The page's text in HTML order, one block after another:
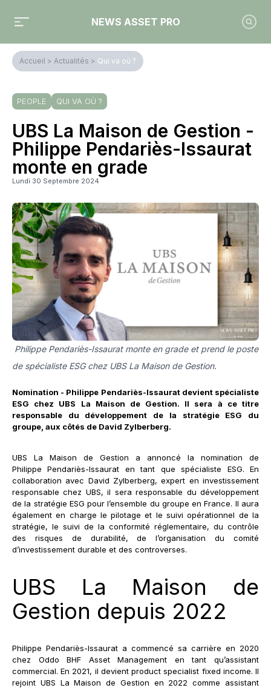
NEWS ASSET PRO
Accueil > Actualités > Qui va où ?
PEOPLE QUI VA OÙ ?
UBS La Maison de Gestion -
Philippe Pendariès-Issaurat
monte en grade
Lundi 30 Septembre 2024
Philippe Pendariès-Issaurat monte en grade et prend le poste
de spécialiste ESG chez UBS La Maison de Gestion.
Nomination - Philippe Pendariès-Issaurat devient spécialiste
ESG chez UBS La Maison de Gestion. Il sera à ce titre
responsable du développement de la stratégie ESG du
groupe, aux côtés de David Zylberberg.
UBS La Maison de Gestion a annoncé la nomination de
Philippe Pendariès-Issaurat en tant que spécialiste ESG. En
collaboration avec David Zylberberg, expert en investissement
responsable chez UBS, il sera responsable du développement
de la stratégie ESG pour l’ensemble du groupe en France. Il aura
également en charge le pilotage et le suivi opérationnel de la
stratégie, le suivi de la conformité réglementaire, du contrôle
des risques de durabilité, de l’organisation du comité
d’investissement durable et des controverses.
UBS La Maison de
Gestion depuis 2022
Philippe Pendariès-Issaurat a commencé sa carrière en 2020
chez Oddo BHF Asset Management en tant qu’assistant
commercial. En 2021, il devient product specialist fixed income. Il
rejoint UBS La Maison de Gestion en 2022 comme assistant